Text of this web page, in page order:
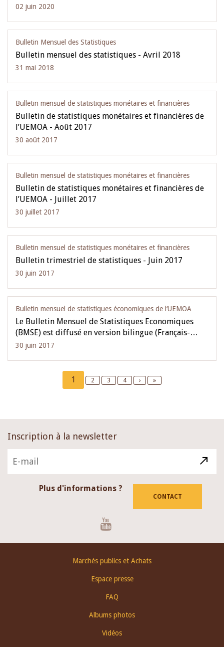
02 juin 2020
Bulletin Mensuel des Statistiques
Bulletin mensuel des statistiques - Avril 2018
31 mai 2018
Bulletin mensuel de statistiques monétaires et financières
Bulletin de statistiques monétaires et financières de
l’UEMOA - Août 2017
30 août 2017
Bulletin mensuel de statistiques monétaires et financières
Bulletin de statistiques monétaires et financières de
l’UEMOA - Juillet 2017
30 juillet 2017
Bulletin mensuel de statistiques monétaires et financières
Bulletin trimestriel de statistiques - Juin 2017
30 juin 2017
Bulletin mensuel de statistiques économiques de l‘UEMOA
Le Bulletin Mensuel de Statistiques Economiques
(BMSE) est diffusé en version bilingue (Français-…
30 juin 2017
Current
page
1 Page
2 Page
3 Page
4
Next
›
Last
»
Inscription à la newsletter
Plus d'informations ?
CONTACT
Marchés publics et Achats
Espace presse
FAQ
Albums photos
Vidéos